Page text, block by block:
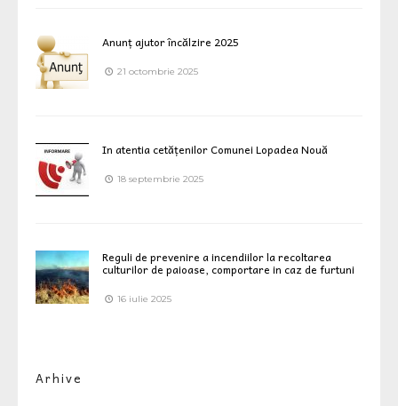
Anunț ajutor încălzire 2025
21 octombrie 2025
In atentia cetățenilor Comunei Lopadea Nouă
18 septembrie 2025
Reguli de prevenire a incendiilor la recoltarea
culturilor de paioase, comportare in caz de furtuni
16 iulie 2025
Arhive